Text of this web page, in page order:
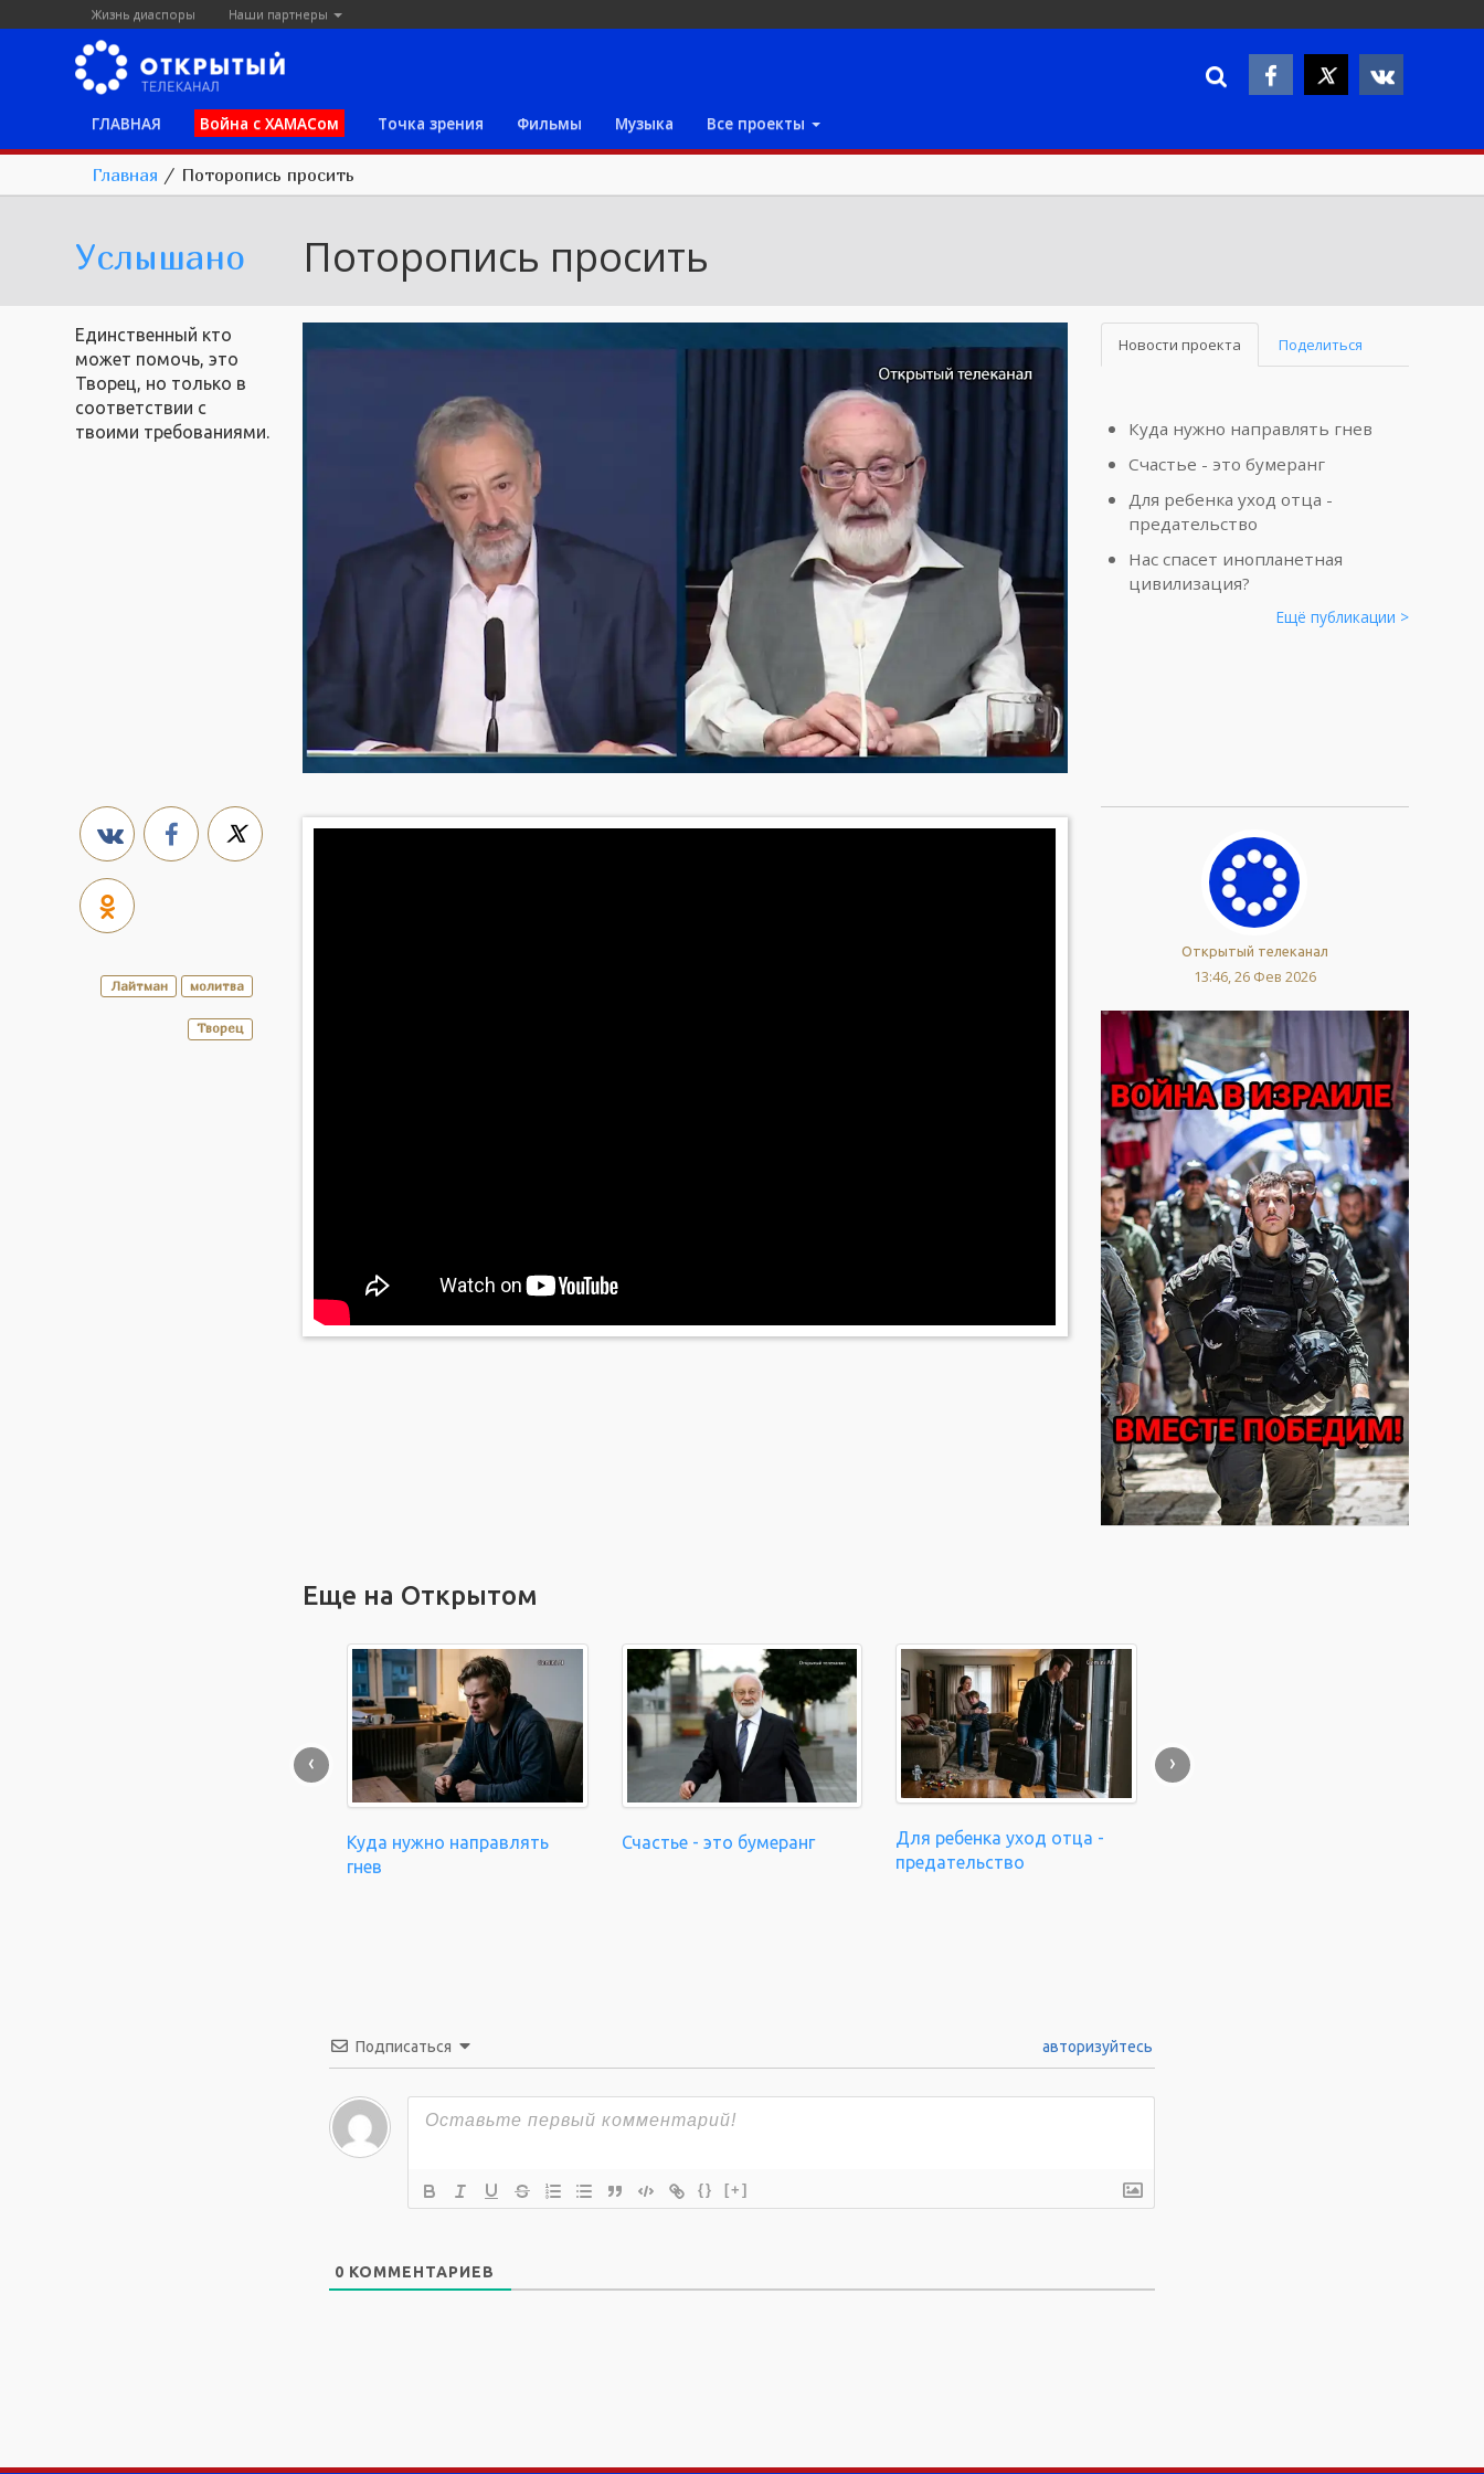
Жизнь диаспоры Наши партнеры
ГЛАВНАЯ Война с ХАМАСом Точка зрения Фильмы Музыка Все проекты
Главная / Поторопись просить
Услышано Поторопись просить
Единственный кто
может помочь, это
Творец, но только в
соответствии с
твоими требованиями.
Новости проекта Поделиться
Куда нужно направлять гнев
Счастье - это бумеранг
Для ребенка уход отца -
предательство
Нас спасет инопланетная
цивилизация?
Ещё публикации >
Лайтман молитва
Творец
Открытый телеканал
13:46, 26 Фев 2026
Еще на Открытом
Куда нужно направлять
гнев
Счастье - это бумеранг
Для ребенка уход отца -
предательство
‹ ›
Подписаться авторизуйтесь
{} [+]
0 КОММЕНТАРИЕВ